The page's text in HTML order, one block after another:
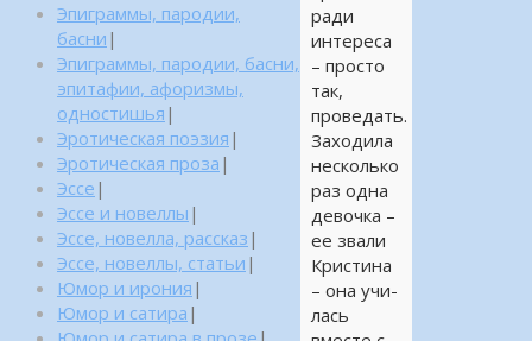
ради
интереса
– просто
так,
проведать.
Заходила
несколько
раз одна
девочка –
ее звали
Кристина
– она учи-
лась
Эпиграммы, пародии,
басни |
Эпиграммы, пародии, басни,
эпитафии, афоризмы,
одностишья |
Эротическая поэзия |
Эротическая проза |
Эссе |
Эссе и новеллы |
Эссе, новелла, рассказ |
Эссе, новеллы, статьи |
Юмор и ирония |
Юмор и сатира |